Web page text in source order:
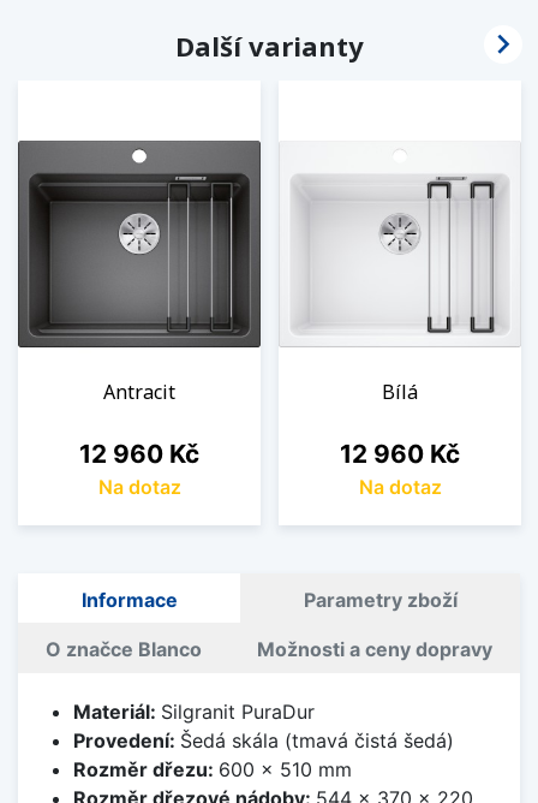
Další varianty
Antracit
Cena
12 960 Kč
Na dotaz
Bílá
Cena
12 960 Kč
Na dotaz

Informace Parametry zboží
O značce Blanco Možnosti a ceny dopravy
Materiál: Silgranit PuraDur
Provedení: Šedá skála (tmavá čistá šedá)
Rozměr dřezu: 600 x 510 mm
Rozměr dřezové nádoby: 544 x 370 x 220